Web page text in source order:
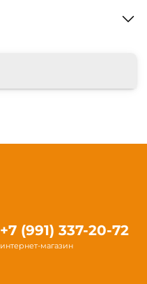
+7 (991) 337-20-72
интернет-магазин